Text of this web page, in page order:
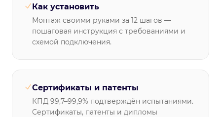
Как установить
Монтаж своими руками за 12 шагов —
пошаговая инструкция с требованиями и
схемой подключения.
Сертификаты и патенты
КПД 99,7–99,9% подтверждён испытаниями.
Сертификаты, патенты и дипломы